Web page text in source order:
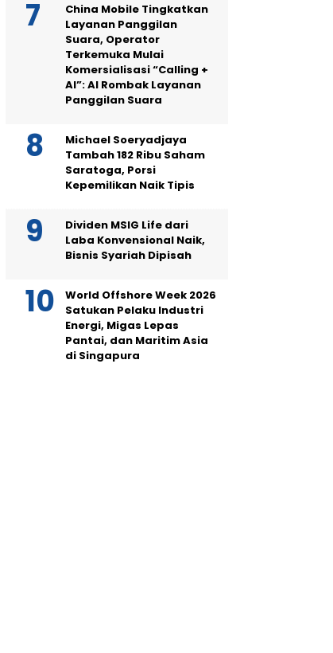
China Mobile Tingkatkan
Layanan Panggilan
Suara, Operator
Terkemuka Mulai
Komersialisasi “Calling +
AI”: AI Rombak Layanan
Panggilan Suara
Michael Soeryadjaya
Tambah 182 Ribu Saham
Saratoga, Porsi
Kepemilikan Naik Tipis
Dividen MSIG Life dari
Laba Konvensional Naik,
Bisnis Syariah Dipisah
World Offshore Week 2026
Satukan Pelaku Industri
Energi, Migas Lepas
Pantai, dan Maritim Asia
di Singapura